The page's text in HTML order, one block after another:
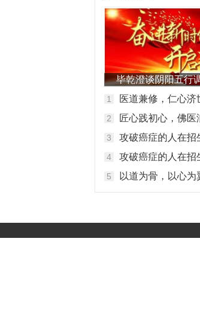
毕乾澄谈阴阳五行
医道兼修，仁心济
匠心践初心，佛医润人心——
攻破癌症的人在招
攻破癌症的人在招
以道为骨，以心为翼——记